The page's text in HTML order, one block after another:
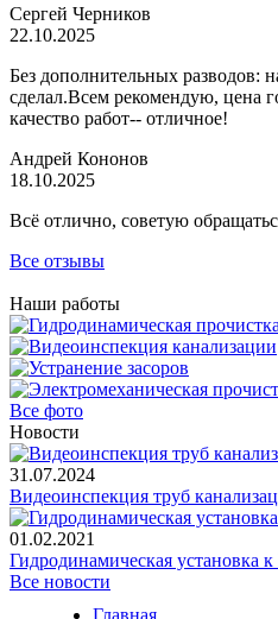
Сергей Черников
22.10.2025
Без дополнительных разводов:
сделал.Всем рекомендую, цена
качество работ-- отличное!
Андрей Кононов
18.10.2025
Всё отлично, советую
Все отзывы
Наши работы
Все фото
Новости
31.07.2024
Видеоинспекция труб
01.02.2021
Гидродинамическая установка
Все новости
Главная